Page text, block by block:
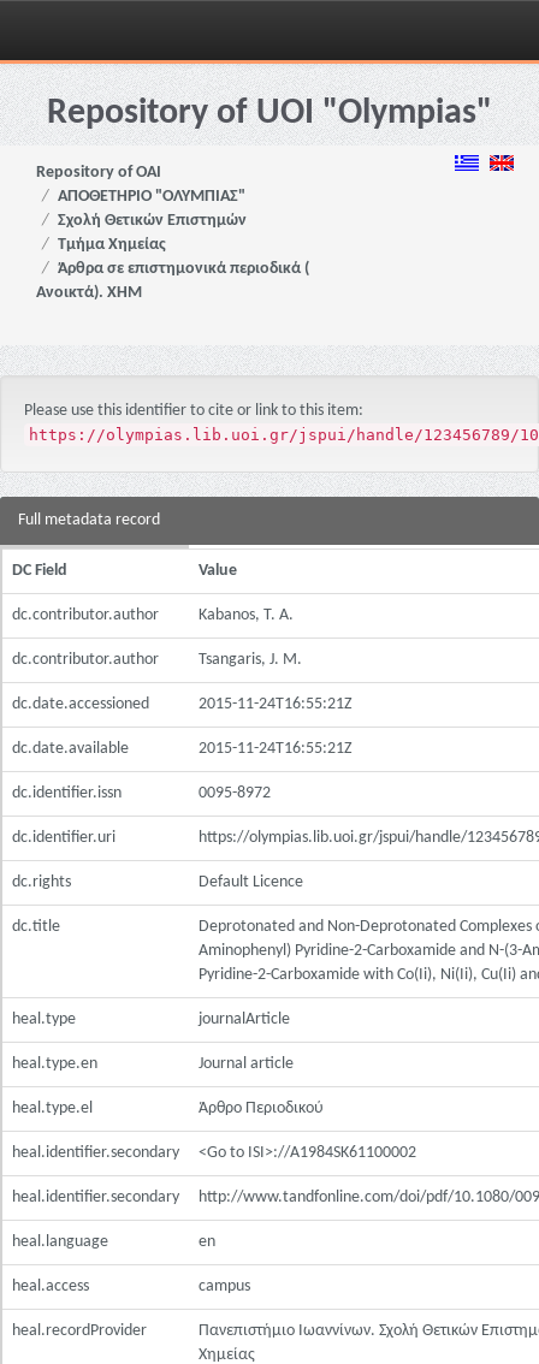
Skip
navigationRepository of UOI "Olympias"
Repository of OAI
ΑΠΟΘΕΤΗΡΙΟ "ΟΛΥΜΠΙΑΣ"
Σχολή Θετικών Επιστημών
Τμήμα Χημείας
Άρθρα σε επιστημονικά περιοδικά (
Ανοικτά). ΧΗΜ
Please use this identifier to cite or link to this item:
https://olympias.lib.uoi.gr/jspui/handle/123456789/
Full metadata record
DC Field Value
dc.contributor.author Kabanos, T. A.
dc.contributor.author Tsangaris, J. M.
dc.date.accessioned 2015-11-24T16:55:21Z
dc.date.available 2015-11-24T16:55:21Z
dc.identifier.issn 0095-8972
dc.identifier.uri https://olympias.lib.uoi.gr/jspui/handle/
dc.rights Default Licence
dc.title
Deprotonated and Non-Deprotonated Complexes
Aminophenyl) Pyridine-2-Carboxamide and N-(3-
Pyridine-2-Carboxamide with Co(Ii), Ni(Ii), Cu(Ii)
heal.type journalArticle
heal.type.en Journal article
heal.type.el Άρθρο Περιοδικού
heal.identifier.secondary <Go to ISI>://A1984SK61100002
heal.identifier.secondary http://www.tandfonline.com/doi/pdf/10.1080/
heal.language en
heal.access campus
heal.recordProvider
Πανεπιστήμιο Ιωαννίνων. Σχολή Θετικών
Χημείας